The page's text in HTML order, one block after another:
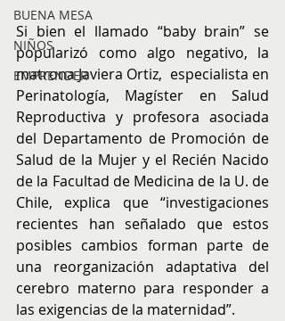
BUENA MESA
NIÑOS
EMPRENDER
Si bien el llamado “baby brain” se
popularizó como algo negativo, la
matrona Javiera Ortiz,  especialista en
Perinatología, Magíster en Salud
Reproductiva y profesora asociada
del Departamento de Promoción de
Salud de la Mujer y el Recién Nacido
de la Facultad de Medicina de la U. de
Chile, explica que “investigaciones
recientes han señalado que estos
posibles cambios forman parte de
una reorganización adaptativa del
cerebro materno para responder a
las exigencias de la maternidad”.